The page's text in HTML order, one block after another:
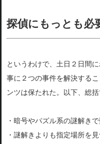
探偵にもっとも必
というわけで、土日２日間
事に２つの事件を解決する
ンツは保たれた。以下、総括
・暗号やパズル系の謎解きで
・謎解きよりも指定場所を